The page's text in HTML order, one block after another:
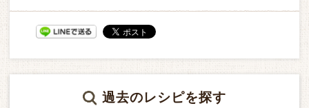
過去のレシピを探す